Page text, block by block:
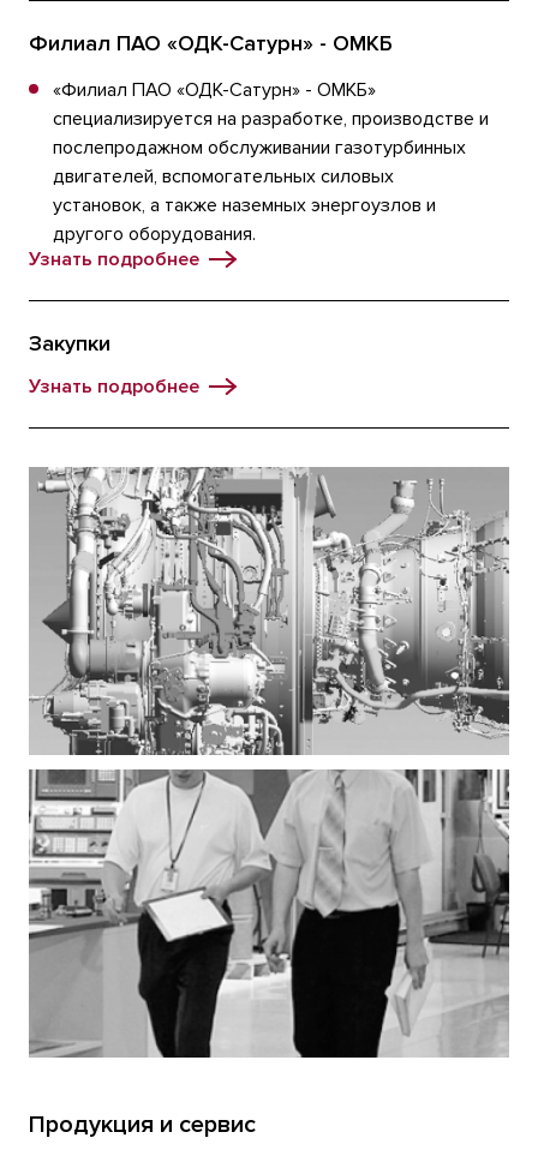
Филиал ПАО «ОДК-Сатурн» - ОМКБ
«Филиал ПАО «ОДК-Сатурн» - ОМКБ»
специализируется на разработке, производстве и
послепродажном обслуживании газотурбинных
двигателей, вспомогательных силовых
установок, а также наземных энергоузлов и
другого оборудования.
Узнать подробнее
Закупки
Узнать подробнее
Продукция и сервис